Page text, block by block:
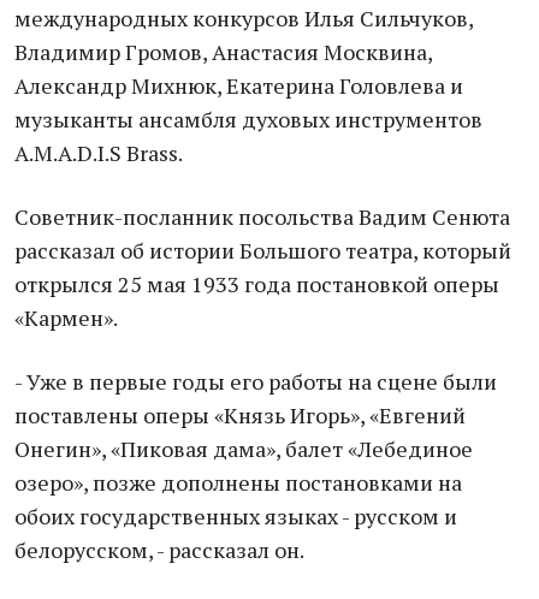
международных конкурсов Илья Сильчуков,
Владимир Громов, Анастасия Москвина,
Александр Михнюк, Екатерина Головлева и
музыканты ансамбля духовых инструментов
A.M.A.D.I.S Brass.
Советник-посланник посольства Вадим Сенюта
рассказал об истории Большого театра, который
открылся 25 мая 1933 года постановкой оперы
«Кармен».
- Уже в первые годы его работы на сцене были
поставлены оперы «Князь Игорь», «Евгений
Онегин», «Пиковая дама», балет «Лебединое
озеро», позже дополнены постановками на
обоих государственных языках - русском и
белорусском, - рассказал он.